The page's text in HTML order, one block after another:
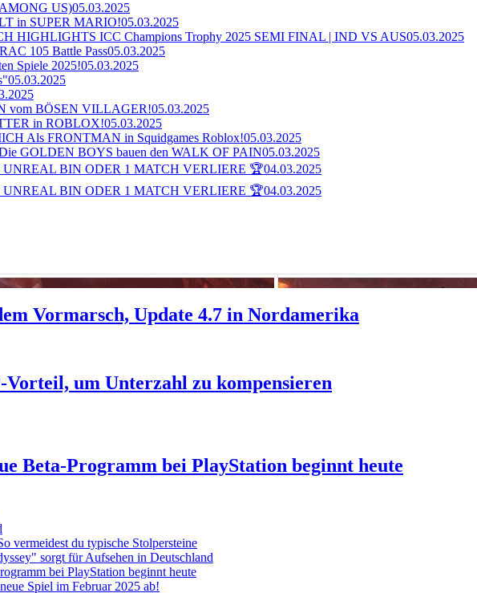
US)05.03.2025
in SUPER MARIO!05.03.2025
HIGHLIGHTS ICC Champions Trophy 2025 SEMI FINAL | IND VS AUS05.03.2025
105 Battle Pass05.03.2025
Spiele 2025!05.03.2025
05.03.2025
vom BÖSEN VILLAGER!05.03.2025
in ROBLOX!05.03.2025
Als FRONTMAN in Squidgames Roblox!05.03.2025
GOLDEN BOYS bauen den WALK OF PAIN05.03.2025
BIN ODER 1 MATCH VERLIERE 🏆04.03.2025
BIN ODER 1 MATCH VERLIERE 🏆04.03.2025
Vormarsch, Update 4.7 in Nordamerika
um Unterzahl zu kompensieren
Beta-Programm bei PlayStation beginnt heute
vermeidest du typische Stolpersteine
sorgt für Aufsehen in Deutschland
bei PlayStation beginnt heute
Spiel im Februar 2025 ab!